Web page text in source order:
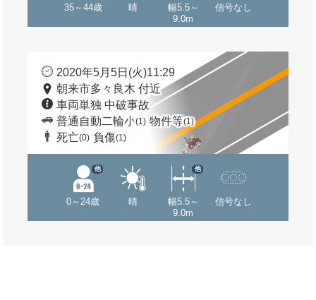
35～44歳 晴
幅5.5～
9.0m
信号なし
2020年5月5日(火)11:29
朝来市多々良木 付近
車両単独 中破事故
普通自動二輪小(1) 物件等(1)
死亡(0) 負傷(1)
0～24歳
他
晴
幅5.5～
9.0m
他
信号なし